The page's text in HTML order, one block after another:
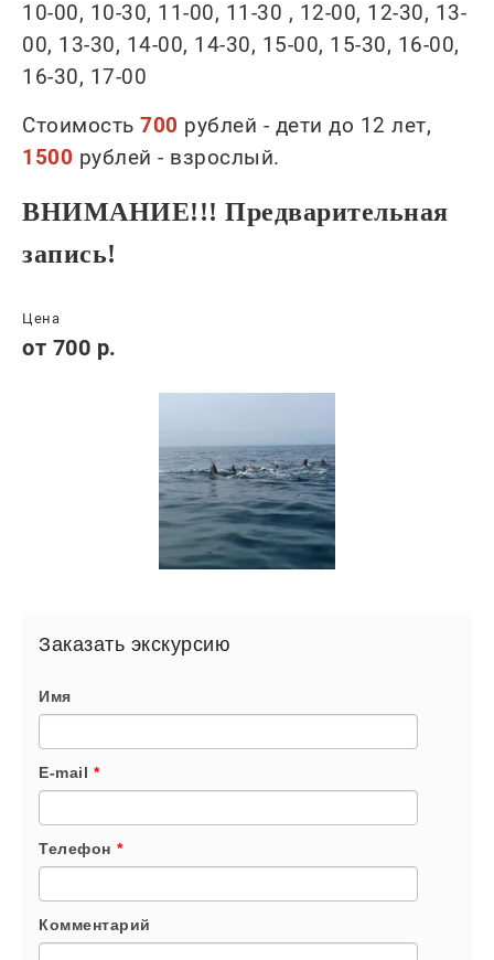
10-00, 10-30, 11-00, 11-30 , 12-00, 12-30, 13-
00, 13-30, 14-00, 14-30, 15-00, 15-30, 16-00,
16-30, 17-00
Стоимость 700 рублей - дети до 12 лет,
1500 рублей - взрослый.
ВНИМАНИЕ!!! Предварительная
запись!
Цена
от 700 р.
Заказать экскурсию
Имя
E-mail *
Телефон *
Комментарий